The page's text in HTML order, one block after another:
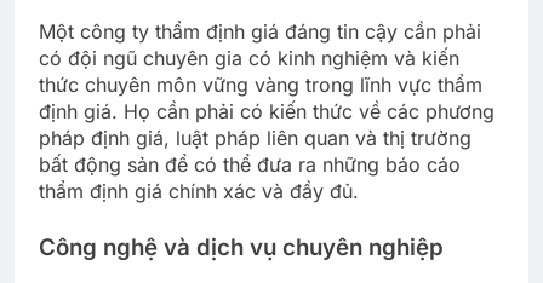
Một công ty thẩm định giá đáng tin cậy cần phải
có đội ngũ chuyên gia có kinh nghiệm và kiến
thức chuyên môn vững vàng trong lĩnh vực thẩm
định giá. Họ cần phải có kiến thức về các phương
pháp định giá, luật pháp liên quan và thị trường
bất động sản để có thể đưa ra những báo cáo
thẩm định giá chính xác và đầy đủ.
Công nghệ và dịch vụ chuyên nghiệp